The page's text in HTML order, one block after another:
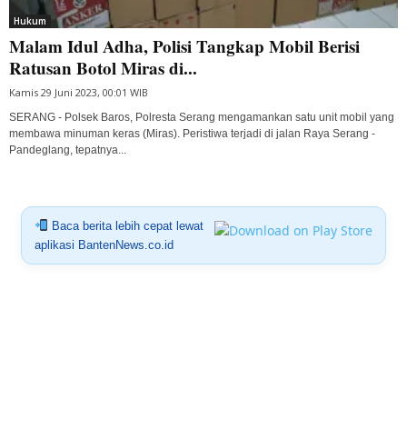
Hukum
Malam Idul Adha, Polisi Tangkap Mobil Berisi
Ratusan Botol Miras di...
Kamis 29 Juni 2023, 00:01 WIB
SERANG - Polsek Baros, Polresta Serang mengamankan satu unit mobil yang
membawa minuman keras (Miras). Peristiwa terjadi di jalan Raya Serang -
Pandeglang, tepatnya...
Baca berita lebih cepat lewat
aplikasi BantenNews.co.id